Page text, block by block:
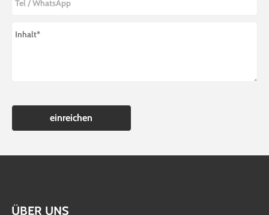
einreichen
ÜBER UNS